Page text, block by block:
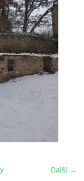
RSS
Další →